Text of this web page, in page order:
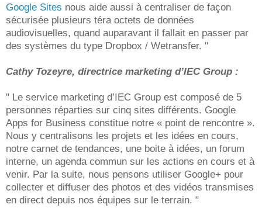
Google Sites nous aide aussi à centraliser de façon
sécurisée plusieurs téra octets de données
audiovisuelles, quand auparavant il fallait en passer par
des systèmes du type Dropbox / Wetransfer. "
Cathy Tozeyre, directrice marketing d’IEC Group :
" Le service marketing d’IEC Group est composé de 5
personnes réparties sur cinq sites différents. Google
Apps for Business constitue notre « point de rencontre ».
Nous y centralisons les projets et les idées en cours,
notre carnet de tendances, une boite à idées, un forum
interne, un agenda commun sur les actions en cours et à
venir. Par la suite, nous pensons utiliser Google+ pour
collecter et diffuser des photos et des vidéos transmises
en direct depuis nos équipes sur le terrain. "